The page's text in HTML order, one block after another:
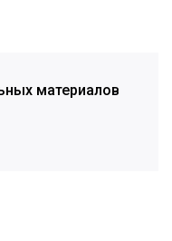
материалов